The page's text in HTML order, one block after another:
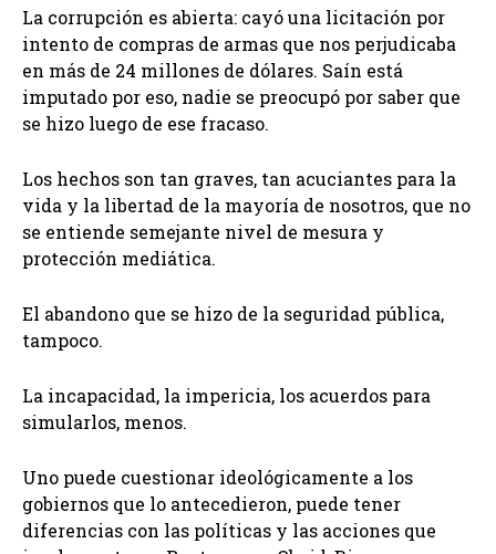
La corrupción es abierta: cayó una licitación por
intento de compras de armas que nos perjudicaba
en más de 24 millones de dólares. Saín está
imputado por eso, nadie se preocupó por saber que
se hizo luego de ese fracaso.
Los hechos son tan graves, tan acuciantes para la
vida y la libertad de la mayoría de nosotros, que no
se entiende semejante nivel de mesura y
protección mediática.
El abandono que se hizo de la seguridad pública,
tampoco.
La incapacidad, la impericia, los acuerdos para
simularlos, menos.
Uno puede cuestionar ideológicamente a los
gobiernos que lo antecedieron, puede tener
diferencias con las políticas y las acciones que